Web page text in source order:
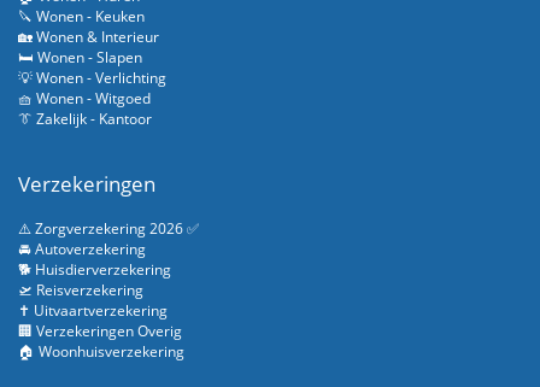
🔪 Wonen - Keuken
🏡 Wonen & Interieur
🛏️ Wonen - Slapen
💡 Wonen - Verlichting
🧺 Wonen - Witgoed
👔 Zakelijk - Kantoor
Verzekeringen
⚠️ Zorgverzekering 2026 ✅
🚘 Autoverzekering
🐕 Huisdierverzekering
🛫 Reisverzekering
✝️ Uitvaartverzekering
🏢 Verzekeringen Overig
🏠 Woonhuisverzekering